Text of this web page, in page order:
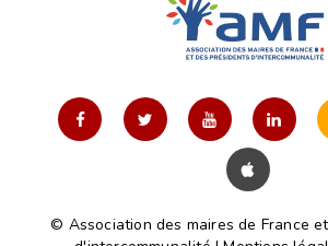
© Association des maires de France